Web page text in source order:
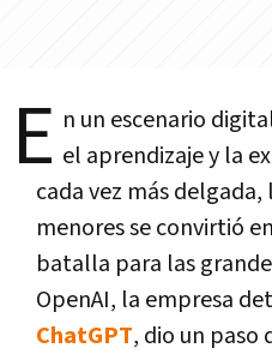
E n un escenario
el aprendizaje y la
cada vez más
menores se convirtió
batalla para las
OpenAI, la empresa
ChatGPT, dio un paso